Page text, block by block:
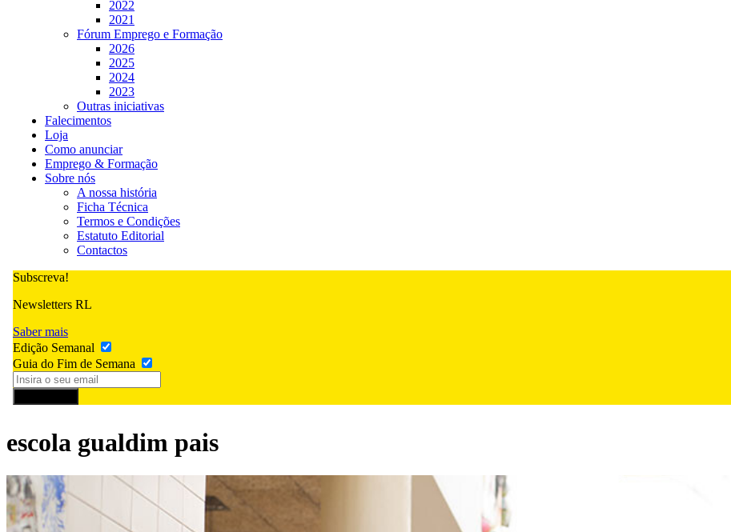
2022
2021
Fórum Emprego e Formação
2026
2025
2024
2023
Outras iniciativas
Falecimentos
Loja
Como anunciar
Emprego & Formação
Sobre nós
A nossa história
Ficha Técnica
Termos e Condições
Estatuto Editorial
Contactos
Subscreva!
Newsletters RL
Saber mais
Edição Semanal
Guia do Fim de Semana
escola gualdim pais